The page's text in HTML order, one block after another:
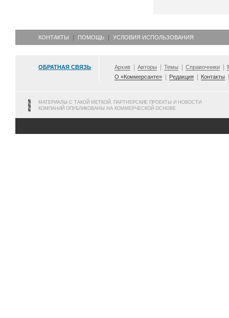
КОНТАКТЫ ПОМОЩЬ УСЛОВИЯ ИСПОЛЬЗОВАНИЯ
ОБРАТНАЯ СВЯЗЬ Архив Авторы Темы Справочники
О «Коммерсанте»
Редакция Контакты
МАТЕРИАЛЫ С ТАКОЙ МЕТКОЙ, ПАРТНЕРСКИЕ ПРОЕКТЫ И НОВОСТИ
КОМПАНИЙ ОПУБЛИКОВАНЫ НА КОММЕРЧЕСКОЙ ОСНОВЕ